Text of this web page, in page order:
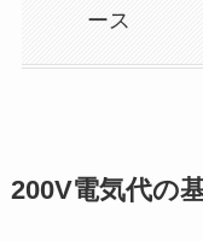
ース
200V電気代の